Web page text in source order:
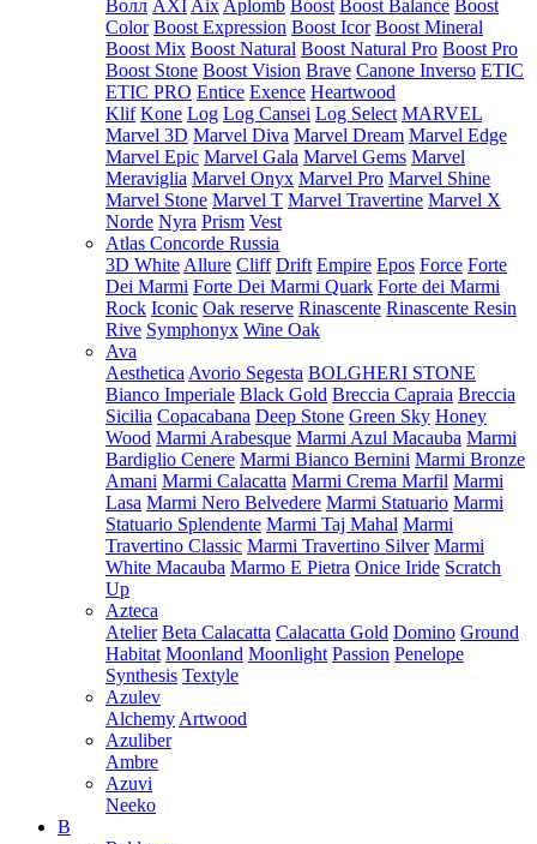
Волл AXI Aix Aplomb Boost Boost Balance Boost
Color Boost Expression Boost Icor Boost Mineral
Boost Mix Boost Natural Boost Natural Pro Boost Pro
Boost Stone Boost Vision Brave Canone Inverso ETIC
ETIC PRO Entice Exence Heartwood
Klif Kone Log Log Cansei Log Select MARVEL
Marvel 3D Marvel Diva Marvel Dream Marvel Edge
Marvel Epic Marvel Gala Marvel Gems Marvel
Meraviglia Marvel Onyx Marvel Pro Marvel Shine
Marvel Stone Marvel T Marvel Travertine Marvel X
Norde Nyra Prism Vest
Atlas Concorde Russia
3D White Allure Cliff Drift Empire Epos Force Forte
Dei Marmi Forte Dei Marmi Quark Forte dei Marmi
Rock Iconic Oak reserve Rinascente Rinascente Resin
Rive Symphonyx Wine Oak
Ava
Aesthetica Avorio Segesta BOLGHERI STONE
Bianco Imperiale Black Gold Breccia Capraia Breccia
Sicilia Copacabana Deep Stone Green Sky Honey
Wood Marmi Arabesque Marmi Azul Macauba Marmi
Bardiglio Cenere Marmi Bianco Bernini Marmi Bronze
Amani Marmi Calacatta Marmi Crema Marfil Marmi
Lasa Marmi Nero Belvedere Marmi Statuario Marmi
Statuario Splendente Marmi Taj Mahal Marmi
Travertino Classic Marmi Travertino Silver Marmi
White Macauba Marmo E Pietra Onice Iride Scratch
Up
Azteca
Atelier Beta Calacatta Calacatta Gold Domino Ground
Habitat Moonland Moonlight Passion Penelope
Synthesis Textyle
Azulev
Alchemy Artwood
Azuliber
Ambre
Azuvi
Neeko
B